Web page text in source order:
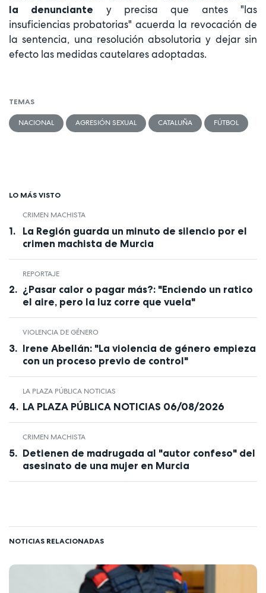
la denunciante y precisa que antes "las
insuficiencias probatorias" acuerda la revocación de
la sentencia, una resolución absolutoria y dejar sin
efecto las medidas cautelares adoptadas.
TEMAS
NACIONAL AGRESIÓN SEXUAL CATALUÑA FÚTBOL
LO MÁS VISTO
CRIMEN MACHISTA
La Región guarda un minuto de silencio por el
crimen machista de Murcia
REPORTAJE
¿Pasar calor o pagar más?: "Enciendo un ratico
el aire, pero la luz corre que vuela"
VIOLENCIA DE GÉNERO
Irene Abellán: "La violencia de género empieza
con un proceso previo de control"
LA PLAZA PÚBLICA NOTICIAS
LA PLAZA PÚBLICA NOTICIAS 06/08/2026
CRIMEN MACHISTA
Detienen de madrugada al "autor confeso" del
asesinato de una mujer en Murcia
NOTICIAS RELACIONADAS